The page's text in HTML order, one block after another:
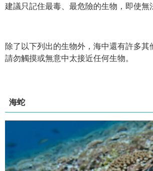
建議只記住最毒、最危險的生物，即使無
除了以下列出的生物外，海中還有許多其
請勿觸摸或無意中太接近任何生物。
海蛇